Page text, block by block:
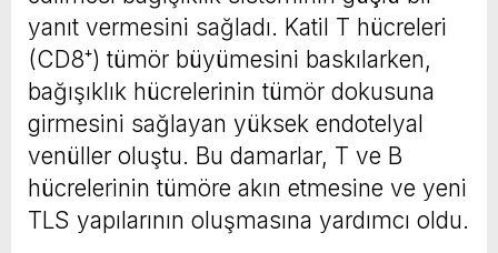
yanıt vermesini sağladı. Katil T hücreleri
(CD8⁺) tümör büyümesini baskılarken,
bağışıklık hücrelerinin tümör dokusuna
girmesini sağlayan yüksek endotelyal
venüller oluştu. Bu damarlar, T ve B
hücrelerinin tümöre akın etmesine ve yeni
TLS yapılarının oluşmasına yardımcı oldu.